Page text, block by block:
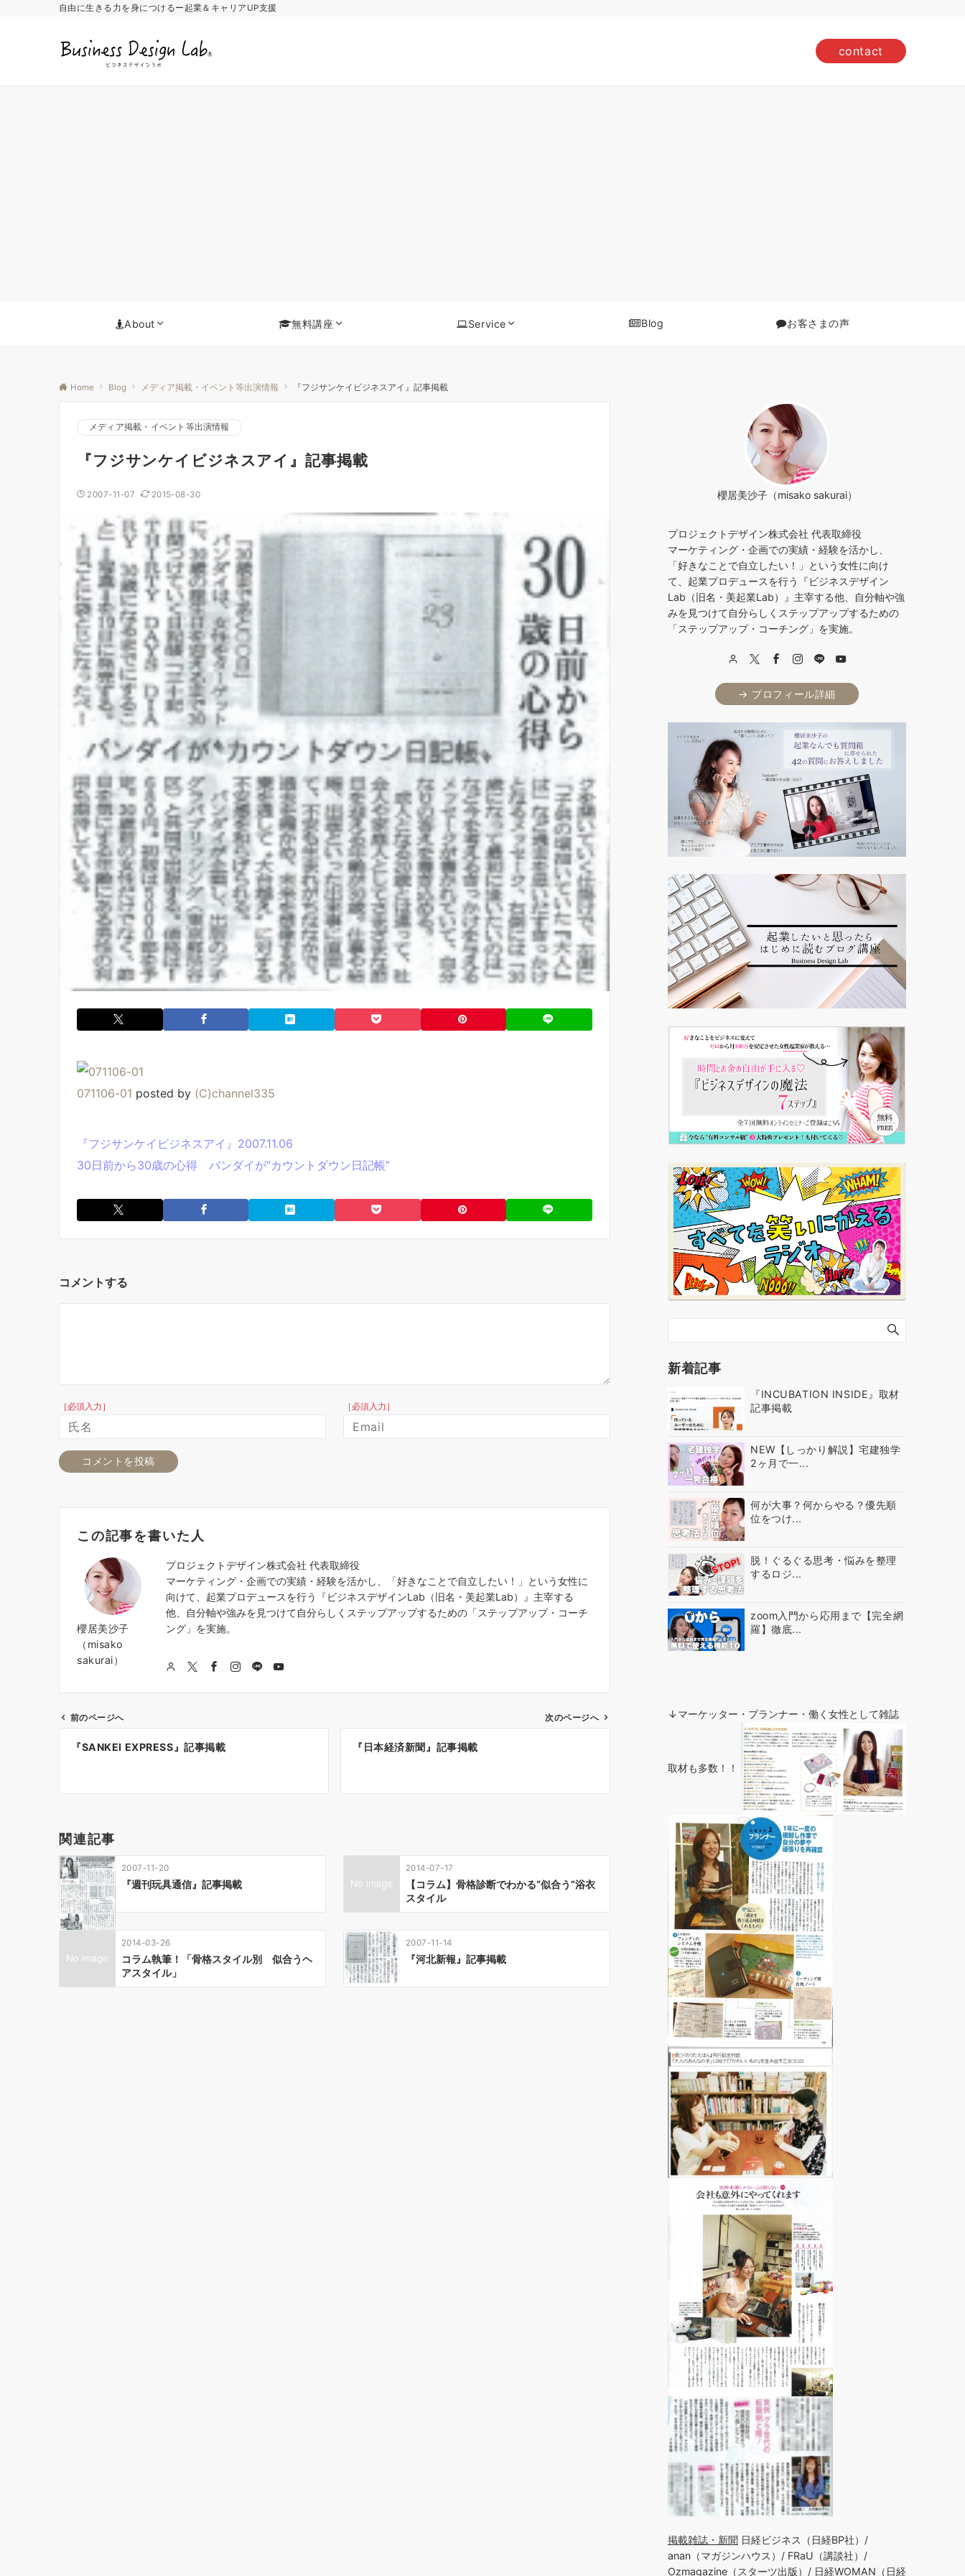
自由に生きる力を身につけるー起業＆キャリアUP支援
contact
About 無料講座 Service Blog お客さまの声
Home Blog メディア掲載・イベント等出演情報 『フジサンケイビジネスアイ』記事掲載
メディア掲載・イベント等出演情報
『フジサンケイビジネスアイ』記事掲載
2007-11-07 2015-08-30
071106-01 posted by (C)channel335
『フジサンケイビジネスアイ』2007.11.06
30日前から30歳の心得 バンダイが“カウントダウン日記帳”
コメントする
［必須入力］ ［必須入力］
この記事を書いた人
櫻居美沙子
（misako
sakurai）
プロジェクトデザイン株式会社 代表取締役
マーケティング・企画での実績・経験を活かし、「好きなことで自立したい！」という女性に
向けて、起業プロデュースを行う『ビジネスデザインLab（旧名・美起業Lab）』主宰する
他、自分軸や強みを見つけて自分らしくステップアップするための「ステップアップ・コーチ
ング」を実施。
ゲ
ー
シ
ョ
ン
前のページへ
『SANKEI EXPRESS』記事掲載
次のページへ
『日本経済新聞』記事掲載
関連記事
2007-11-20
『週刊玩具通信』記事掲載
2014-07-17
【コラム】骨格診断でわかる“似合う”浴衣
スタイル
2014-03-26
コラム執筆！「骨格スタイル別 似合うヘ
アスタイル」
2007-11-14
『河北新報』記事掲載
櫻居美沙子（misako sakurai）
プロジェクトデザイン株式会社 代表取締役
マーケティング・企画での実績・経験を活かし、
「好きなことで自立したい！」という女性に向け
て、起業プロデュースを行う『ビジネスデザイン
Lab（旧名・美起業Lab）』主宰する他、自分軸や強
みを見つけて自分らしくステップアップするための
「ステップアップ・コーチング」を実施。
→ プロフィール詳細
新着記事
『INCUBATION INSIDE』取材
記事掲載
NEW【しっかり解説】宅建独学
2ヶ月で一...
何が大事？何からやる？優先順
位をつけ...
脱！ぐるぐる思考・悩みを整理
するロジ...
zoom入門から応用まで【完全網
羅】徹底...
↓マーケッター・プランナー・働く女性として雑誌
取材も多数！！
掲載雑誌・新聞 日経ビジネス（日経BP社）/
anan（マガジンハウス）/ FRaU（講談社）/
Ozmagazine（スターツ出版）/ 日経WOMAN（日経